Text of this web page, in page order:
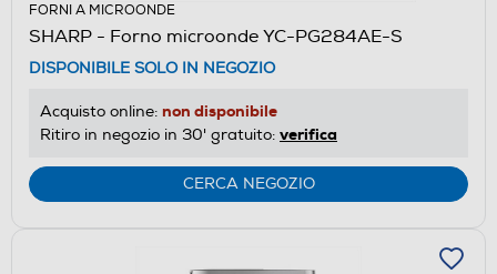
FORNI A MICROONDE
SHARP - Forno microonde YC-PG284AE-S
DISPONIBILE SOLO IN NEGOZIO
Acquisto online: non disponibile
Ritiro in negozio in 30' gratuito: verifica
CERCA NEGOZIO